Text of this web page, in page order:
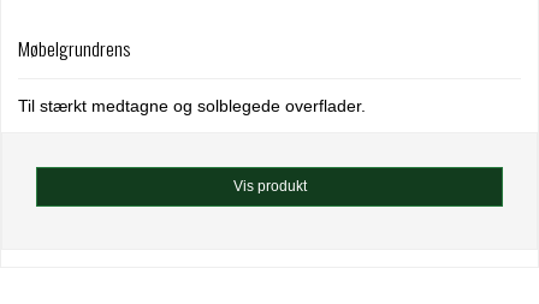
Møbelgrundrens
Til stærkt medtagne og solblegede overflader.
Vis produkt